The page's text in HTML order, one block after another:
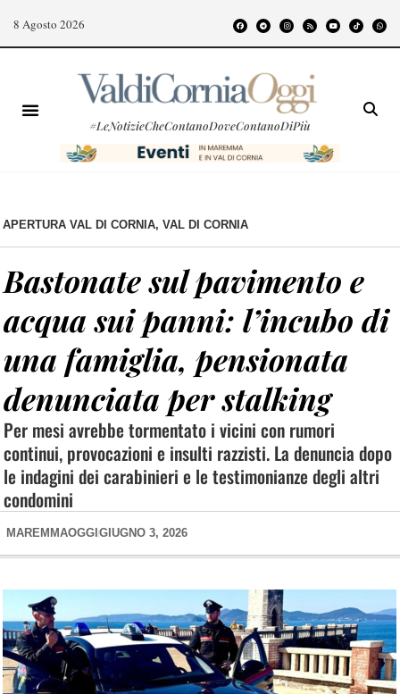
8 Agosto 2026
#LeNotizieCheContanoDoveContanoDiPiù
APERTURA VAL DI CORNIA, VAL DI CORNIA
Bastonate sul pavimento e
acqua sui panni: l’incubo di
una famiglia, pensionata
denunciata per stalking
Per mesi avrebbe tormentato i vicini con rumori
continui, provocazioni e insulti razzisti. La denuncia dopo
le indagini dei carabinieri e le testimonianze degli altri
condomini
MAREMMAOGGI GIUGNO 3, 2026